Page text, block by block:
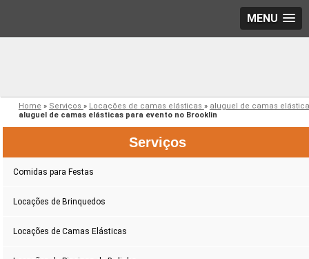
MENU
Home » Serviços » Locações de camas elásticas » aluguel de camas
aluguel de camas elásticas para evento no Brooklin
Serviços
Comidas para Festas
Locações de Brinquedos
Locações de Camas Elásticas